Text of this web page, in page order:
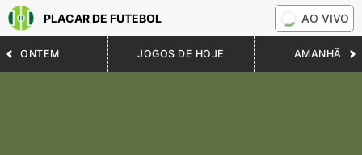
PLACAR DE FUTEBOL AO VIVO
ONTEM JOGOS DE HOJE AMANHÃ